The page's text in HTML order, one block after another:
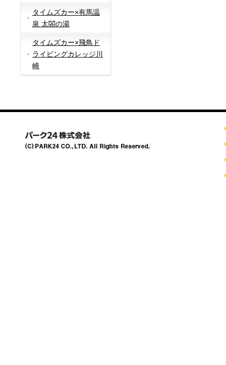
タイムズカー×有馬温
泉 太閤の湯
タイムズカー×飛鳥ド
ライビングカレッジ川
崎